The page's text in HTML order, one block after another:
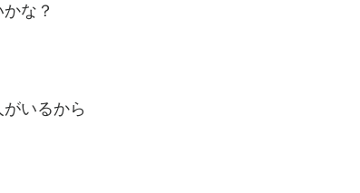
な？
いるから